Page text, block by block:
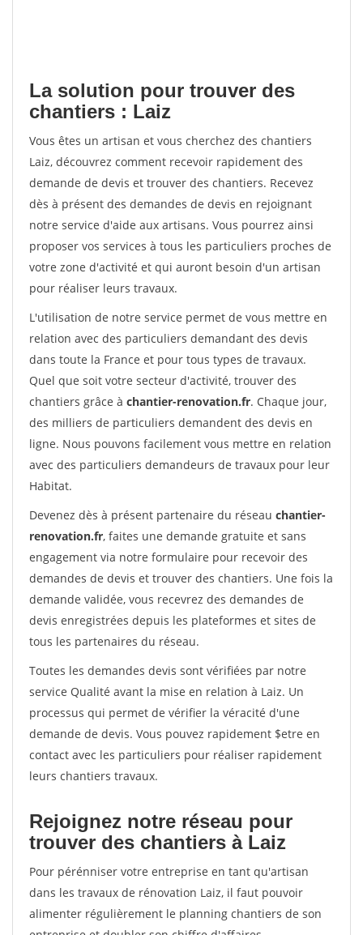
La solution pour trouver des
chantiers : Laiz
Vous êtes un artisan et vous cherchez des chantiers
Laiz, découvrez comment recevoir rapidement des
demande de devis et trouver des chantiers. Recevez
dès à présent des demandes de devis en rejoignant
notre service d'aide aux artisans. Vous pourrez ainsi
proposer vos services à tous les particuliers proches de
votre zone d'activité et qui auront besoin d'un artisan
pour réaliser leurs travaux.
L'utilisation de notre service permet de vous mettre en
relation avec des particuliers demandant des devis
dans toute la France et pour tous types de travaux.
Quel que soit votre secteur d'activité, trouver des
chantiers grâce à chantier-renovation.fr. Chaque jour,
des milliers de particuliers demandent des devis en
ligne. Nous pouvons facilement vous mettre en relation
avec des particuliers demandeurs de travaux pour leur
Habitat.
Devenez dès à présent partenaire du réseau chantier-
renovation.fr, faites une demande gratuite et sans
engagement via notre formulaire pour recevoir des
demandes de devis et trouver des chantiers. Une fois la
demande validée, vous recevrez des demandes de
devis enregistrées depuis les plateformes et sites de
tous les partenaires du réseau.
Toutes les demandes devis sont vérifiées par notre
service Qualité avant la mise en relation à Laiz. Un
processus qui permet de vérifier la véracité d'une
demande de devis. Vous pouvez rapidement $etre en
contact avec les particuliers pour réaliser rapidement
leurs chantiers travaux.
Rejoignez notre réseau pour
trouver des chantiers à Laiz
Pour pérénniser votre entreprise en tant qu'artisan
dans les travaux de rénovation Laiz, il faut pouvoir
alimenter régulièrement le planning chantiers de son